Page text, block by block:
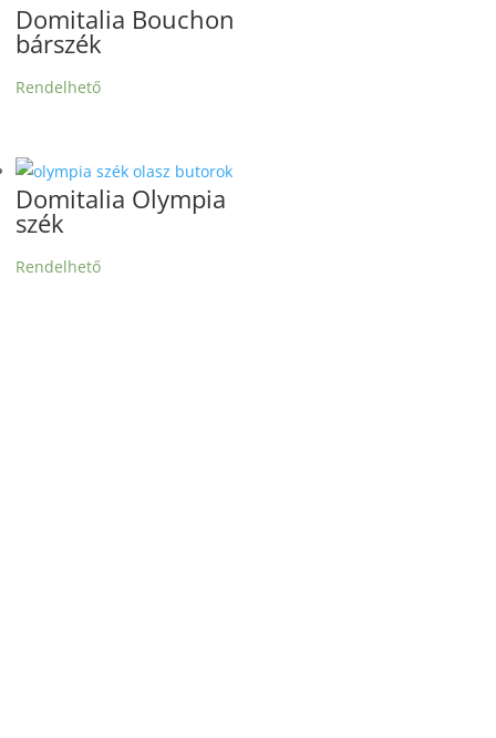
Domitalia Bouchon
bárszék
Rendelhető
Domitalia Olympia
szék
Rendelhető